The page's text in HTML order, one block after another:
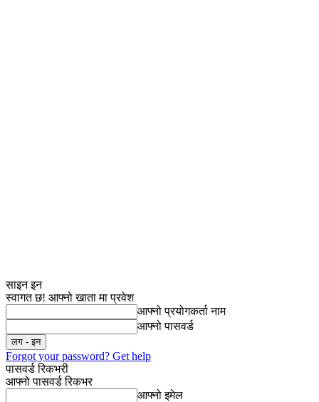
साइन इन
स्वागत छ! आफ्नो खाता मा प्रवेश
आफ्नो प्रयोगकर्ता नाम
आफ्नो पासवर्ड
Forgot your password? Get help
पासवर्ड रिकभरी
आफ्नो पासवर्ड रिकभर
आफ्नो इमेल